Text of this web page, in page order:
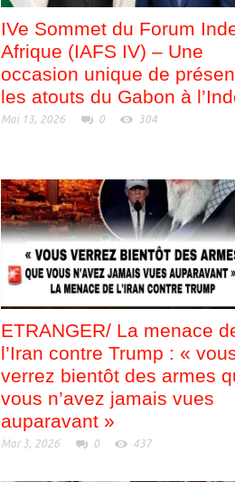
IVe Sommet du Forum
Afrique (IAFS IV) – Une
occasion unique de
les atouts du Gabon à
Mai 13, 2026 0 304
ETRANGER/ La menace
l’Iran contre Trump : «
verrez bientôt des armes
vous n’avez jamais vues
auparavant »
Mar 3, 2026 0 437